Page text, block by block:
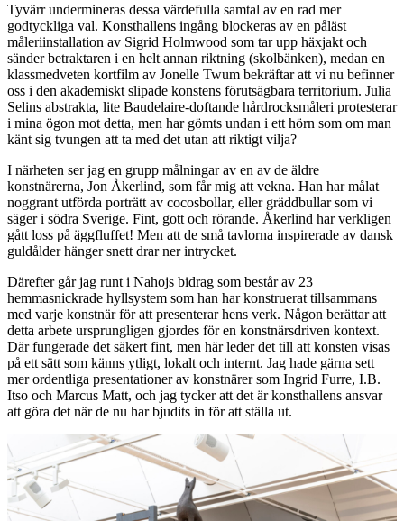
Tyvärr undermineras dessa värdefulla samtal av en rad mer
godtyckliga val. Konsthallens ingång blockeras av en påläst
måleriinstallation av Sigrid Holmwood som tar upp häxjakt och
sänder betraktaren i en helt annan riktning (skolbänken), medan en
klassmedveten kortfilm av Jonelle Twum bekräftar att vi nu befinner
oss i den akademiskt slipade konstens förutsägbara territorium. Julia
Selins abstrakta, lite Baudelaire-doftande hårdrocksmåleri protesterar
i mina ögon mot detta, men har gömts undan i ett hörn som om man
känt sig tvungen att ta med det utan att riktigt vilja?
I närheten ser jag en grupp målningar av en av de äldre
konstnärerna, Jon Åkerlind, som får mig att vekna. Han har målat
noggrant utförda porträtt av cocosbollar, eller gräddbullar som vi
säger i södra Sverige. Fint, gott och rörande. Åkerlind har verkligen
gått loss på äggfluffet! Men att de små tavlorna inspirerade av dansk
guldålder hänger snett drar ner intrycket.
Därefter går jag runt i Nahojs bidrag som består av 23
hemmasnickrade hyllsystem som han har konstruerat tillsammans
med varje konstnär för att presenterar hens verk. Någon berättar att
detta arbete ursprungligen gjordes för en konstnärsdriven kontext.
Där fungerade det säkert fint, men här leder det till att konsten visas
på ett sätt som känns ytligt, lokalt och internt. Jag hade gärna sett
mer ordentliga presentationer av konstnärer som Ingrid Furre, I.B.
Itso och Marcus Matt, och jag tycker att det är konsthallens ansvar
att göra det när de nu har bjudits in för att ställa ut.